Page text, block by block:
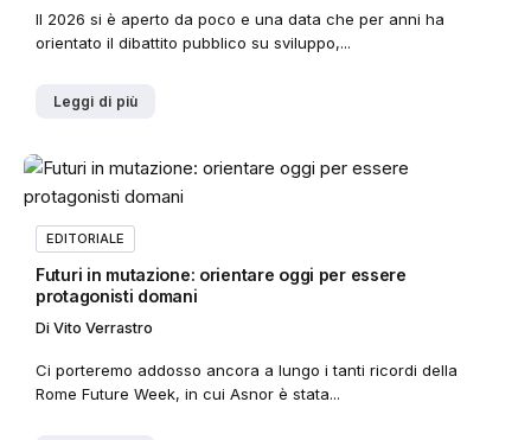
Il 2026 si è aperto da poco e una data che per anni ha
orientato il dibattito pubblico su sviluppo,...
Leggi di più
EDITORIALE
Futuri in mutazione: orientare oggi per essere
protagonisti domani
Di Vito Verrastro
Ci porteremo addosso ancora a lungo i tanti ricordi della
Rome Future Week, in cui Asnor è stata...